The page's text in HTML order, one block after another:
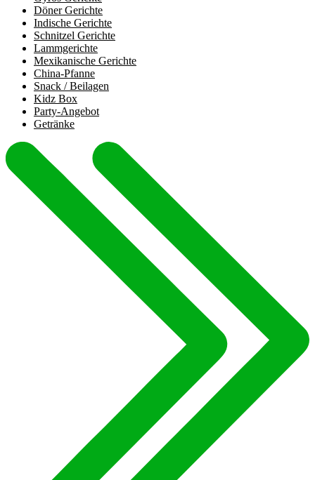
Döner Gerichte
Indische Gerichte
Schnitzel Gerichte
Lammgerichte
Mexikanische Gerichte
China-Pfanne
Snack / Beilagen
Kidz Box
Party-Angebot
Getränke